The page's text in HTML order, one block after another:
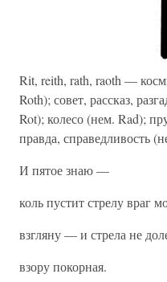
Rit, reith, rath, raoth —
Roth); совет, рассказ,
Rot); колесо (нем. Rad);
правда, справедливость
И пятое знаю —
коль пустит стрелу враг
взгляну — и стрела не
взору покорная.